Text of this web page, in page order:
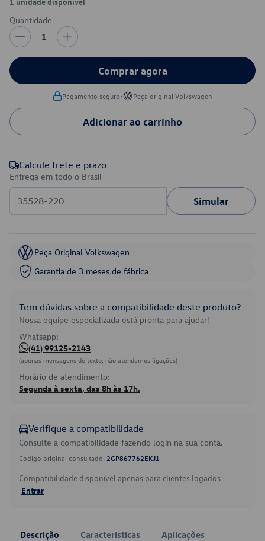
Quantidade
1
Comprar agora
Pagamento seguro• Peça original Volkswagen
Adicionar ao carrinho
Calcule frete e prazo
Entrega em todo o Brasil
Simular
Peça Original Volkswagen
Garantia de 3 meses de fábrica
Tem dúvidas sobre a compatibilidade deste produto?
Nossa equipe especializada está pronta para ajudar!
Whatsapp:
(41) 99125-2143
(apenas mensagens de texto, não atendemos ligações)
Horário de atendimento:
Segunda à sexta, das 8h às 17h.
Verifique a compatibilidade
Consulte a compatibilidade fazendo login na sua conta.
Código original consultado: 2GP867762EKJ1
Compatibilidade disponível apenas para clientes logados.
Entrar
Descrição Características Aplicações